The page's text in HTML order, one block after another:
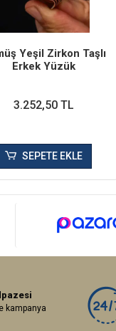
Yeşil Zirkon Taşlı
Erkek Yüzük
3.252,50 TL
SEPETE EKLE
kampanya